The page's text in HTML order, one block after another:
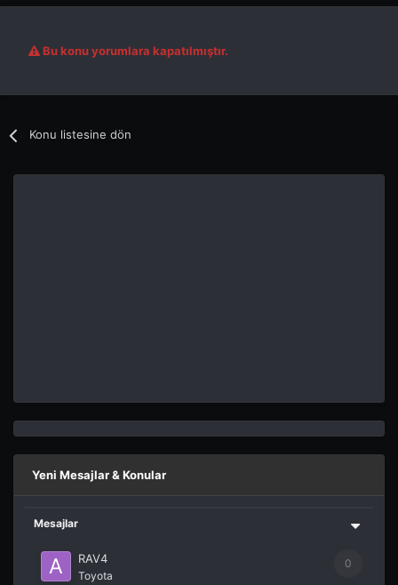
Bu konu yorumlara kapatılmıştır.
Konu listesine dön
Yeni Mesajlar & Konular
Mesajlar
0
RAV4
Toyota